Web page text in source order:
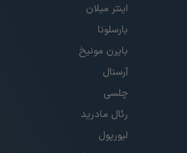
اینتر میلان
بارسلونا
بایرن مونیخ
آرسنال
چلسی
رئال مادرید
لیورپول